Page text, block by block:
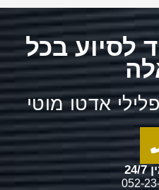
לסיוע בכל
אדטו מוטי
7
052-